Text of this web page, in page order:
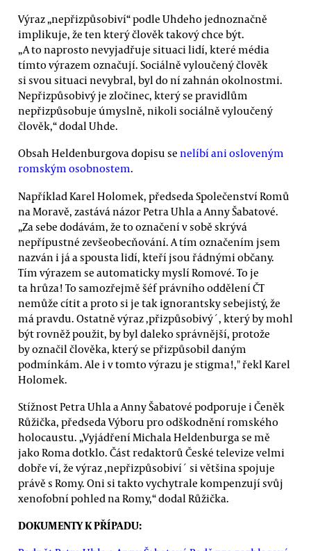
Výraz „nepřizpůsobiví“ podle Uhdeho jednoznačně
implikuje, že ten který člověk takový chce být.
„A to naprosto nevyjadřuje situaci lidí, které média
tímto výrazem označují. Sociálně vyloučený člověk
si svou situaci nevybral, byl do ní zahnán okolnostmi.
Nepřizpůsobivý je zločinec, který se pravidlům
nepřizpůsobuje úmyslně, nikoli sociálně vyloučený
člověk,“ dodal Uhde.
Obsah Heldenburgova dopisu se nelíbí ani osloveným
romským osobnostem.
Například Karel Holomek, předseda Společenství Romů
na Moravě, zastává názor Petra Uhla a Anny Šabatové.
„Za sebe dodávám, že to označení v sobě skrývá
nepřípustné zevšeobecňování. A tím označením jsem
nazván i já a spousta lidí, kteří jsou řádnými občany.
Tím výrazem se automaticky myslí Romové. To je
ta hrůza! To samozřejmě šéf právního oddělení ČT
nemůže cítit a proto si je tak ignorantsky sebejistý, že
má pravdu. Ostatně výraz ,přizpůsobivý´, který by mohl
být rovněž použit, by byl daleko správnější, protože
by označil člověka, který se přizpůsobil daným
podmínkám. Ale i v tomto výrazu je stigma!," řekl Karel
Holomek.
Stížnost Petra Uhla a Anny Šabatové podporuje i Čeněk
Růžička, předseda Výboru pro odškodnění romského
holocaustu. „Vyjádření Michala Heldenburga se mě
jako Roma dotklo. Část redaktorů České televize velmi
dobře ví, že výraz ,nepřizpůsobiví´ si většina spojuje
právě s Romy. Oni si takto vychytrale kompenzují svůj
xenofobní pohled na Romy,“ dodal Růžička.
DOKUMENTY K PŘÍPADU: